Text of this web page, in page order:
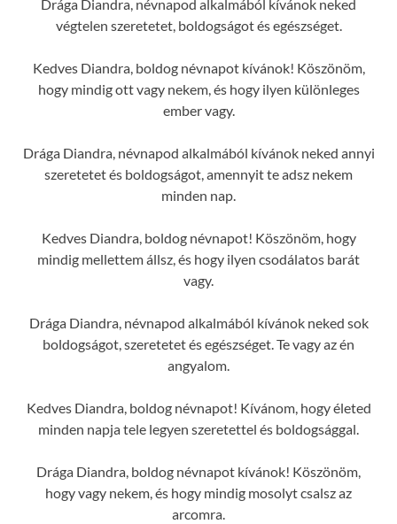
Drága Diandra, névnapod alkalmából kívánok neked
végtelen szeretetet, boldogságot és egészséget.
Kedves Diandra, boldog névnapot kívánok! Köszönöm,
hogy mindig ott vagy nekem, és hogy ilyen különleges
ember vagy.
Drága Diandra, névnapod alkalmából kívánok neked annyi
szeretetet és boldogságot, amennyit te adsz nekem
minden nap.
Kedves Diandra, boldog névnapot! Köszönöm, hogy
mindig mellettem állsz, és hogy ilyen csodálatos barát
vagy.
Drága Diandra, névnapod alkalmából kívánok neked sok
boldogságot, szeretetet és egészséget. Te vagy az én
angyalom.
Kedves Diandra, boldog névnapot! Kívánom, hogy életed
minden napja tele legyen szeretettel és boldogsággal.
Drága Diandra, boldog névnapot kívánok! Köszönöm,
hogy vagy nekem, és hogy mindig mosolyt csalsz az
arcomra.